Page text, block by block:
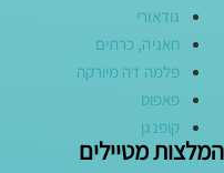
גודאורי
חאניה, כרתים
פלמה דה מיורקה
פאפוס
קופנגן
המלצות מטיילים